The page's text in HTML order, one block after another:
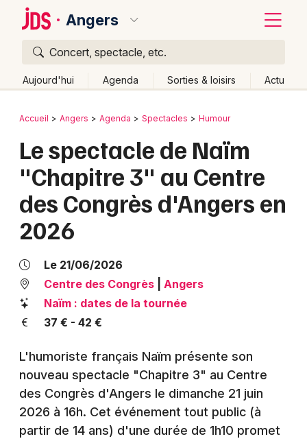
Angers
Concert, spectacle, etc.
Aujourd'hui Agenda Sorties & loisirs Actu
Publier un événement
Grands événements
Activité & Expérience
Manifestations
Foires & salons
Sports
Soirées
Bordeaux
Colmar
Lille
Lyon
Marseille
Mulhouse
Montpellier
Nice
Paris
Strasbourg
Retour
Accueil Angers Agenda Spectacles Humour
Le spectacle de Naïm
"Chapitre 3" au Centre
des Congrès d'Angers en
2026
Le 21/06/2026
Centre des Congrès
Angers
Naïm : dates de la tournée
37 € - 42 €
L'humoriste français Naïm présente son
nouveau spectacle "Chapitre 3" au Centre
des Congrès d'Angers le dimanche 21 juin
2026 à 16h. Cet événement tout public (à
partir de 14 ans) d'une durée de 1h10 promet
Quoi ?
Où ?
Pays de la Loire
Partout Près de moi Changer de lieu
Quand ?
Effacer les dates
Aujourd'hui
Demain Ce week-end Autre